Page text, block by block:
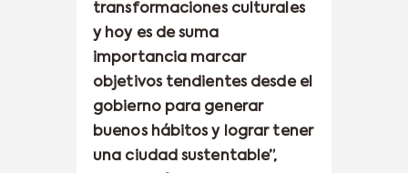
transformaciones culturales
y hoy es de suma
importancia marcar
objetivos tendientes desde el
gobierno para generar
buenos hábitos y lograr tener
una ciudad sustentable”,